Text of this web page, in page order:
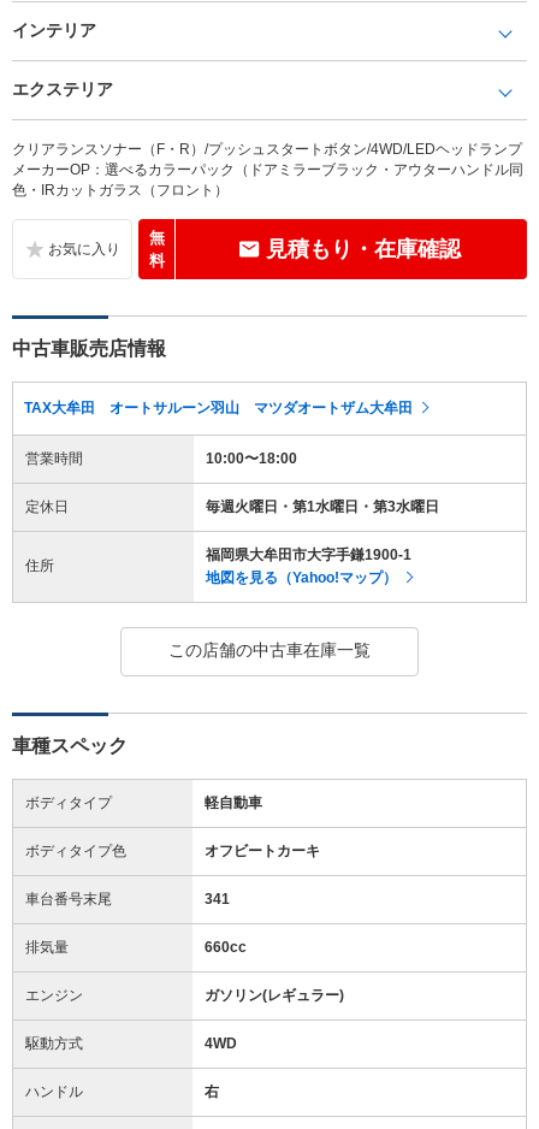
インテリア
エクステリア
クリアランスソナー（F・R）/プッシュスタートボタン/4WD/LEDヘッドランプ
メーカーOP：選べるカラーパック（ドアミラーブラック・アウターハンドル同
色・IRカットガラス（フロント）
無
料
見積もり・在庫確認
中古車販売店情報
TAX大牟田 オートサルーン羽山 マツダオートザム大牟田
営業時間 10:00〜18:00
定休日 毎週火曜日・第1水曜日・第3水曜日
住所
福岡県大牟田市大字手鎌1900-1
地図を見る（Yahoo!マップ）
この店舗の中古車在庫一覧
車種スペック
ボディタイプ 軽自動車
ボディタイプ色 オフビートカーキ
車台番号末尾 341
排気量 660cc
エンジン ガソリン(レギュラー)
駆動方式 4WD
ハンドル 右